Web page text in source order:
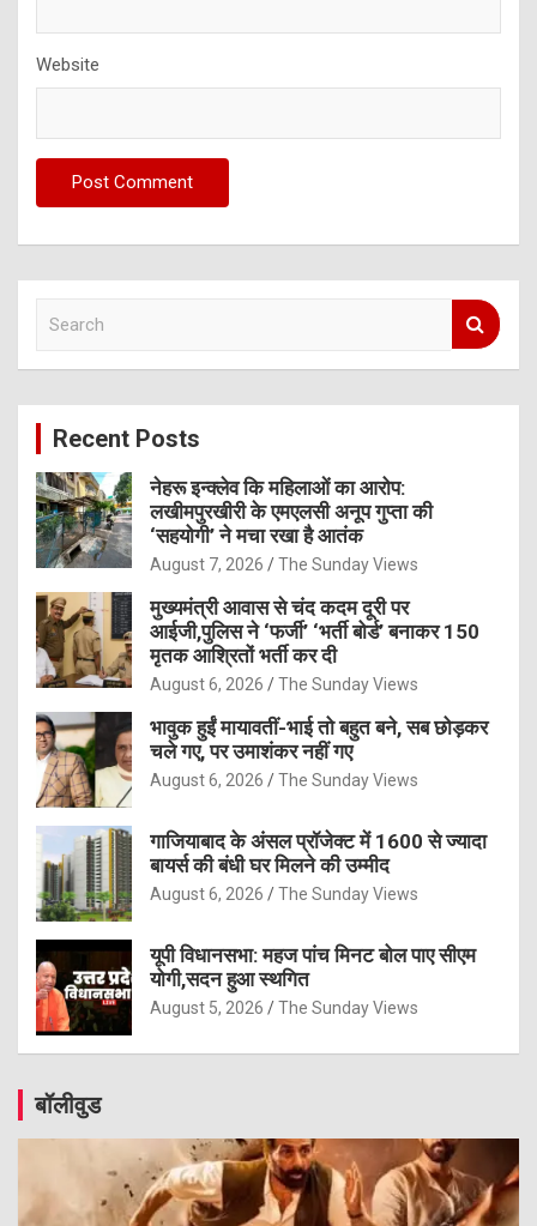
Website
c
Recent Posts
नेहरू इन्क्लेव कि महिलाओं का आरोप:
लखीमपुरखीरी के एमएलसी अनूप गुप्ता की
‘सहयोगी’ ने मचा रखा है आतंक
August 7, 2026 The Sunday Views
मुख्यमंत्री आवास से चंद कदम दूरी पर
आईजी,पुलिस ने ‘फर्जी’ ‘भर्ती बोर्ड’ बनाकर 150
मृतक आश्रितों भर्ती कर दी
August 6, 2026 The Sunday Views
भावुक हुईं मायावतीं-भाई तो बहुत बने, सब छोड़कर
चले गए, पर उमाशंकर नहीं गए
August 6, 2026 The Sunday Views
गाजियाबाद के अंसल प्रॉजेक्ट में 1600 से ज्यादा
बायर्स की बंधी घर मिलने की उम्मीद
August 6, 2026 The Sunday Views
यूपी विधानसभा: महज पांच मिनट बोल पाए सीएम
योगी,सदन हुआ स्थगित
August 5, 2026 The Sunday Views
बॉलीवुड